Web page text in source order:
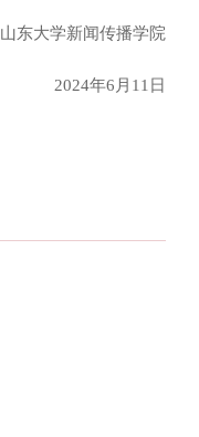
山东大学新闻传播学院
2024年6月 11 日